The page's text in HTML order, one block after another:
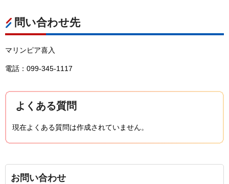
問い合わせ先
マリンピア喜入
電話：099-345-1117
よくある質問
現在よくある質問は作成されていません。
お問い合わせ